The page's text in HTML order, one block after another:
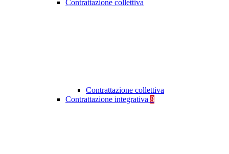
Contrattazione collettiva
Contrattazione collettiva
Contrattazione integrativa 8